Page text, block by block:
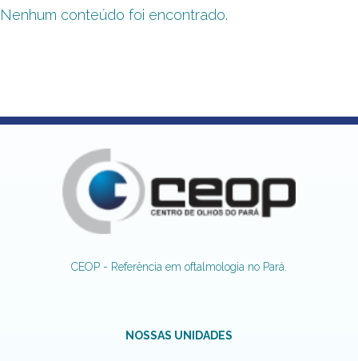
Nenhum conteúdo foi encontrado.
CEOP - Referência em oftalmologia no Pará.
NOSSAS UNIDADES